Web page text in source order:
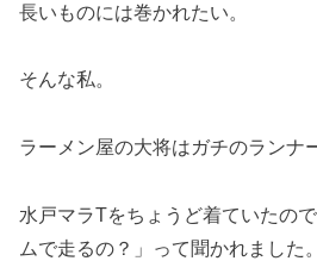
長いものには巻かれたい。
そんな私。
ラーメン屋の大将はガチのランナ
水戸マラTをちょうど着ていたの
ムで走るの？」って聞かれました。